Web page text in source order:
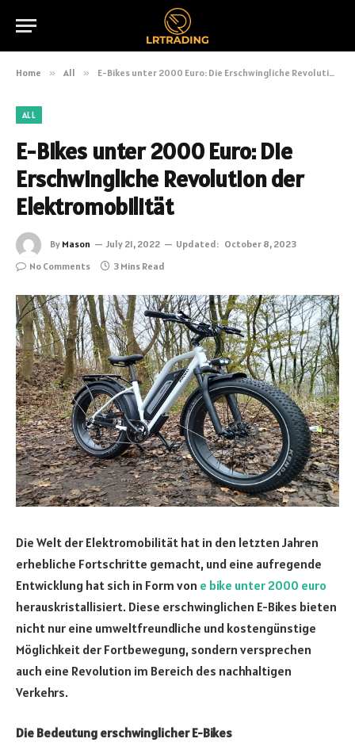
Home » All » E-Bikes unter 2000 Euro: Die Erschwingliche Revolution der Elektromobilität
ALL
E-Bikes unter 2000 Euro: Die
Erschwingliche Revolution der
Elektromobilität
By Mason July 21, 2022 Updated: October 8, 2023
No Comments
3 Mins Read
Die Welt der Elektromobilität hat in den letzten Jahren
erhebliche Fortschritte gemacht, und eine aufregende
Entwicklung hat sich in Form von e bike unter 2000 euro
herauskristallisiert. Diese erschwinglichen E-Bikes bieten
nicht nur eine umweltfreundliche und kostengünstige
Möglichkeit der Fortbewegung, sondern versprechen
auch eine Revolution im Bereich des nachhaltigen
Verkehrs.
Die Bedeutung erschwinglicher E-Bikes